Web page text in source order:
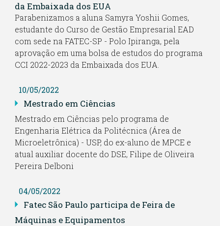
da Embaixada dos EUA
Parabenizamos a aluna Samyra Yoshii Gomes,
estudante do Curso de Gestão Empresarial EAD
com sede na FATEC-SP - Polo Ipiranga, pela
aprovação em uma bolsa de estudos do programa
CCI 2022-2023 da Embaixada dos EUA.
10/05/2022
Mestrado em Ciências
Mestrado em Ciências pelo programa de
Engenharia Elétrica da Politécnica (Área de
Microeletrônica) - USP, do ex-aluno de MPCE e
atual auxiliar docente do DSE, Filipe de Oliveira
Pereira Delboni
04/05/2022
Fatec São Paulo participa de Feira de
Máquinas e Equipamentos